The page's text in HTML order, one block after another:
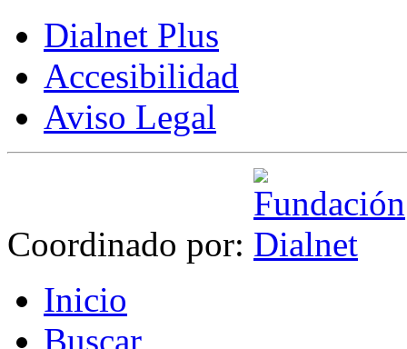
Dialnet Plus
Accesibilidad
Aviso Legal
Coordinado por:
Inicio
Buscar